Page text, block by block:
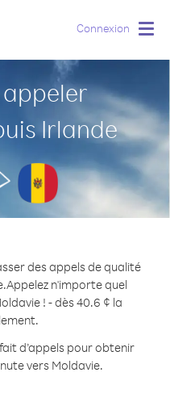
Connexion
Irlande
des appels de qualité
Appelez n'importe quel
! - dès 40.6 ¢ la
d’appels pour obtenir
vers Moldavie.